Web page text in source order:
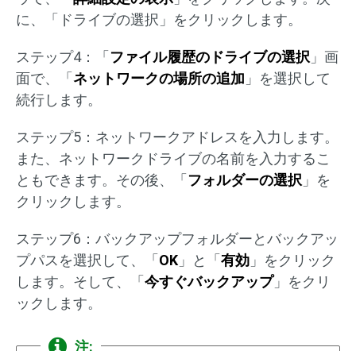
に、「ドライブの選択」をクリックします。
ステップ4：「ファイル履歴のドライブの選択 」画
面で、「ネットワークの場所の追加 」を選択して
続行します。
ステップ5：ネットワークアドレスを入力します。
また、ネットワークドライブの名前を入力するこ
ともできます。その後、「フォルダーの選択 」を
クリックします。
ステップ6：バックアップフォルダーとバックアッ
プパスを選択して、「OK 」と「有効 」をクリック
します。そして、「今すぐバックアップ」をクリ
ックします。
注: